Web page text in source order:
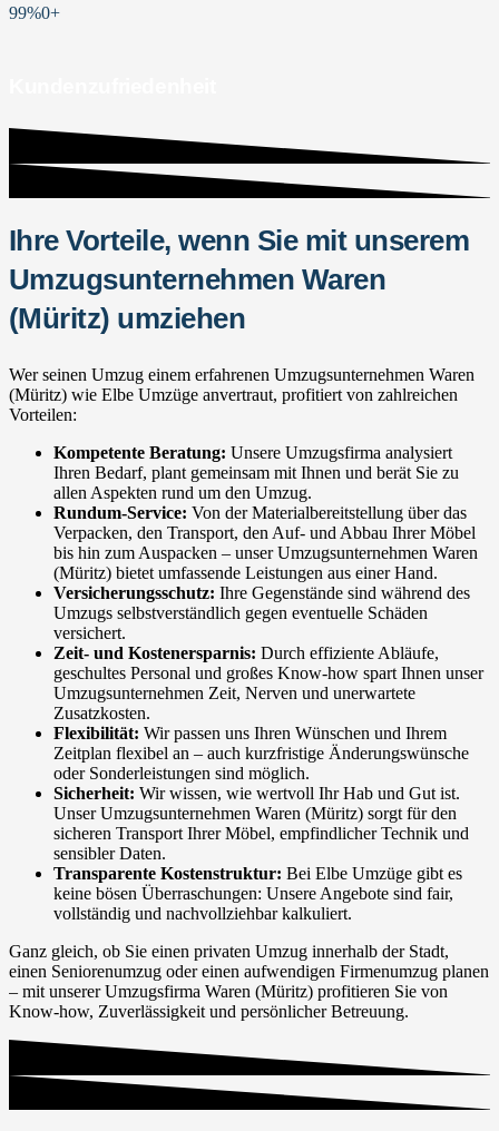
99%0+
Ihre Vorteile, wenn Sie mit unserem
Umzugsunternehmen Waren
(Müritz) umziehen
Wer seinen Umzug einem erfahrenen Umzugsunternehmen Waren
(Müritz) wie Elbe Umzüge anvertraut, profitiert von zahlreichen
Vorteilen:
Kompetente Beratung: Unsere Umzugsfirma analysiert
Ihren Bedarf, plant gemeinsam mit Ihnen und berät Sie zu
allen Aspekten rund um den Umzug.
Rundum-Service: Von der Materialbereitstellung über das
Verpacken, den Transport, den Auf- und Abbau Ihrer Möbel
bis hin zum Auspacken – unser Umzugsunternehmen Waren
(Müritz) bietet umfassende Leistungen aus einer Hand.
Versicherungsschutz: Ihre Gegenstände sind während des
Umzugs selbstverständlich gegen eventuelle Schäden
versichert.
Zeit- und Kostenersparnis: Durch effiziente Abläufe,
geschultes Personal und großes Know-how spart Ihnen unser
Umzugsunternehmen Zeit, Nerven und unerwartete
Zusatzkosten.
Flexibilität: Wir passen uns Ihren Wünschen und Ihrem
Zeitplan flexibel an – auch kurzfristige Änderungswünsche
oder Sonderleistungen sind möglich.
Sicherheit: Wir wissen, wie wertvoll Ihr Hab und Gut ist.
Unser Umzugsunternehmen Waren (Müritz) sorgt für den
sicheren Transport Ihrer Möbel, empfindlicher Technik und
sensibler Daten.
Transparente Kostenstruktur: Bei Elbe Umzüge gibt es
keine bösen Überraschungen: Unsere Angebote sind fair,
vollständig und nachvollziehbar kalkuliert.
Ganz gleich, ob Sie einen privaten Umzug innerhalb der Stadt,
einen Seniorenumzug oder einen aufwendigen Firmenumzug planen
– mit unserer Umzugsfirma Waren (Müritz) profitieren Sie von
Know-how, Zuverlässigkeit und persönlicher Betreuung.